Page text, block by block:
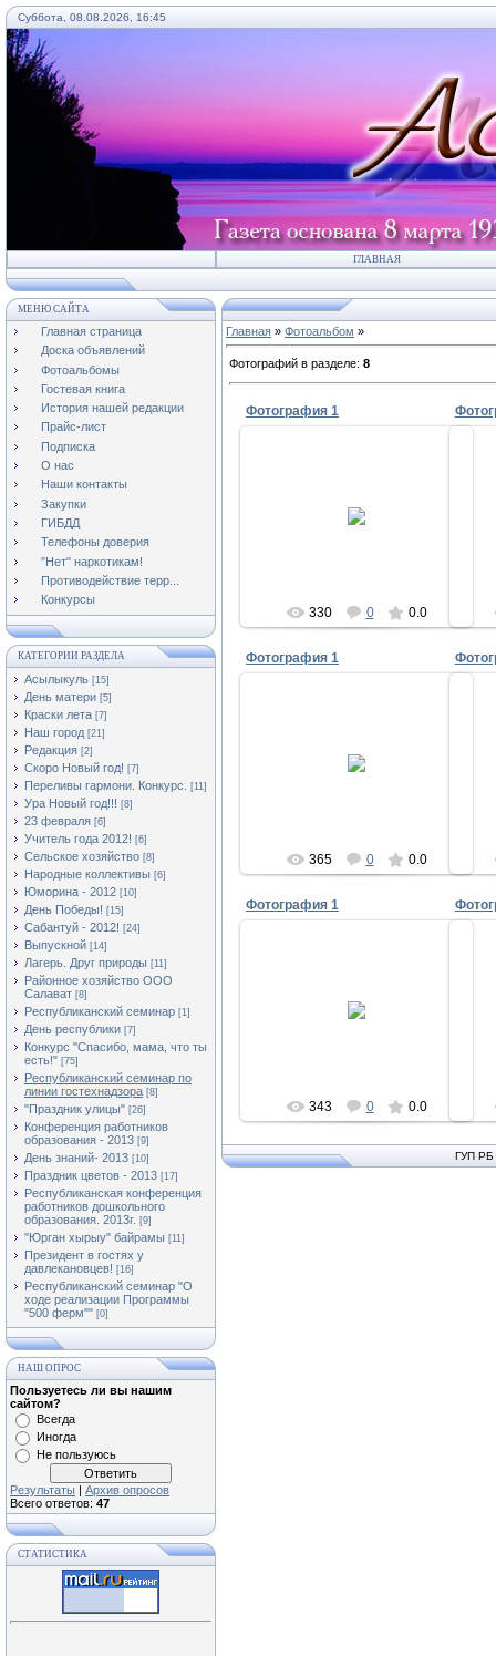
Суббота, 08.08.2026, 16:45
ГЛАВНАЯ
МЕНЮ САЙТА
Главная страница
Доска объявлений
Фотоальбомы
Гостевая книга
История нашей редакции
Прайс-лист
Подписка
О нас
Наши контакты
Закупки
ГИБДД
Телефоны доверия
"Нет" наркотикам!
Противодействие терр...
Конкурсы
КАТЕГОРИИ РАЗДЕЛА
Асылыкуль [15]
День матери [5]
Краски лета [7]
Наш город [21]
Редакция [2]
Скоро Новый год! [7]
Переливы гармони. Конкурс. [11]
Ура Новый год!!! [8]
23 февраля [6]
Учитель года 2012! [6]
Сельское хозяйство [8]
Народные коллективы [6]
Юморина - 2012 [10]
День Победы! [15]
Сабантуй - 2012! [24]
Выпускной [14]
Лагерь. Друг природы [11]
Районное хозяйство ООО
Салават [8]
Республиканский семинар [1]
День республики [7]
Конкурс "Спасибо, мама, что ты
есть!" [75]
Республиканский семинар по
линии гостехнадзора [8]
"Праздник улицы" [26]
Конференция работников
образования - 2013 [9]
День знаний- 2013 [10]
Праздник цветов - 2013 [17]
Республиканская конференция
работников дошкольного
образования. 2013г. [9]
"Юрган хырыу" байрамы [11]
Президент в гостях у
давлекановцев! [16]
Республиканский семинар "О
ходе реализации Программы
"500 ферм"" [0]
НАШ ОПРОС
Пользуетесь ли вы нашим
сайтом?
Всегда
Иногда
Не пользуюсь
Результаты | Архив опросов
Всего ответов: 47
СТАТИСТИКА
Главная » Фотоальбом »
Фотографий в разделе: 8
Фотография 1
330 0 0.0
Фотография 1
365 0 0.0
Фотография 1
343 0 0.0
ГУП РБ